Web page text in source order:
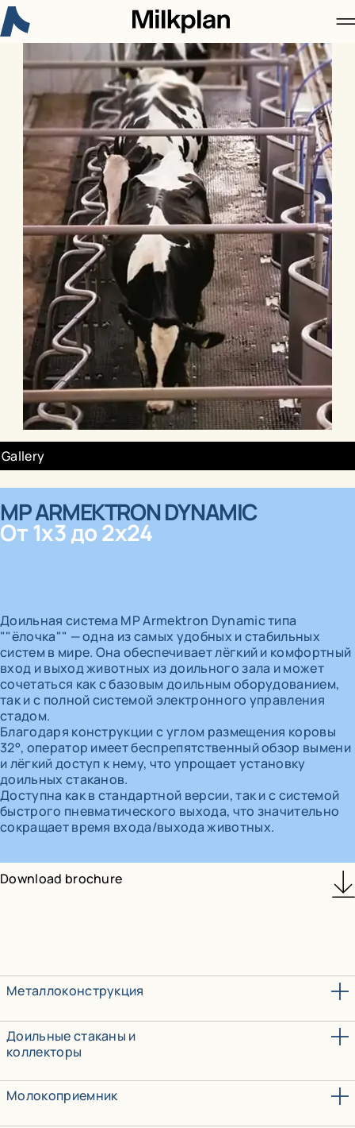
Новое в Milkplan:
Сертификация 3-A Sanitary
для рынка США
Узнайте больше
Milkplan
Продукция
Новости
Контакты
MP ARMEKTRON DYNAMIC
От 1x3 до 2x24
Доильная система MP Armektron Dynamic типа
""ёлочка"" — одна из самых удобных и стабильных
систем в мире. Она обеспечивает лёгкий и комфортный
вход и выход животных из доильного зала и может
сочетаться как с базовым доильным оборудованием,
так и с полной системой электронного управления
стадом.
Благодаря конструкции с углом размещения коровы
32°, оператор имеет беспрепятственный обзор вымени
и лёгкий доступ к нему, что упрощает установку
доильных стаканов.
Доступна как в стандартной версии, так и с системой
быстрого пневматического выхода, что значительно
сокращает время входа/выхода животных.
Gallery
Download brochure
Металлоконструкция
Доильные стаканы и
коллекторы
Молокоприемник